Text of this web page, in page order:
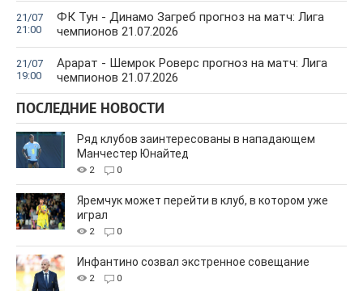
21/07
21:00
ФК Тун - Динамо Загреб прогноз на матч: Лига
чемпионов 21.07.2026
21/07
19:00
Арарат - Шемрок Роверс прогноз на матч: Лига
чемпионов 21.07.2026
ПОСЛЕДНИЕ НОВОСТИ
Ряд клубов заинтересованы в нападающем
Манчестер Юнайтед
2 0
Яремчук может перейти в клуб, в котором уже
играл
2 0
Инфантино созвал экстренное совещание
2 0